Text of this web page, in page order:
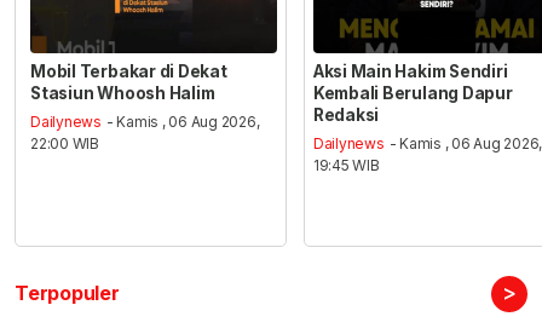
Mobil Terbakar di Dekat
Stasiun Whoosh Halim
Dailynews - Kamis , 06 Aug 2026,
22:00 WIB
Aksi Main Hakim Sendiri
Kembali Berulang Dapur
Redaksi
Dailynews - Kamis , 06 Aug 2026,
19:45 WIB
Terpopuler >